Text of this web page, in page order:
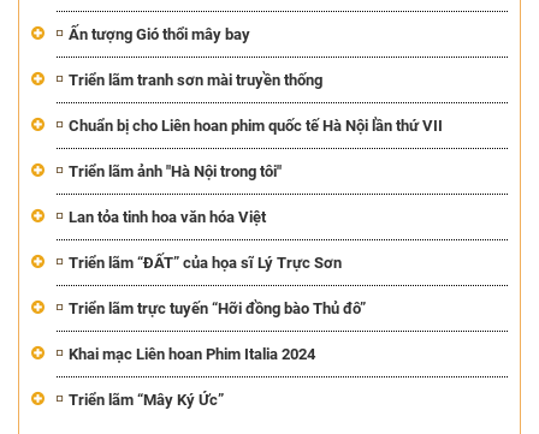
Ấn tượng Gió thổi mây bay
Triển lãm tranh sơn mài truyền thống
Chuẩn bị cho Liên hoan phim quốc tế Hà Nội lần thứ VII
Triển lãm ảnh "Hà Nội trong tôi"
Lan tỏa tinh hoa văn hóa Việt
Triển lãm “ĐẤT” của họa sĩ Lý Trực Sơn
Triển lãm trực tuyến “Hỡi đồng bào Thủ đô”
Khai mạc Liên hoan Phim Italia 2024
Triển lãm “Mây Ký Ức”